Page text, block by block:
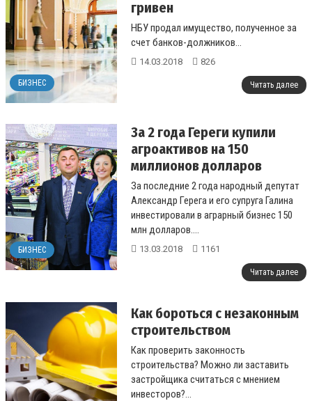
БИЗНЕС
гривен
НБУ продал имущество, полученное за
счет банков-должников...
14.03.2018 826
Читать далее
БИЗНЕС
За 2 года Гереги купили
агроактивов на 150
миллионов долларов
За последние 2 года народный депутат
Александр Герега и его супруга Галина
инвестировали в аграрный бизнес 150
млн долларов....
13.03.2018 1161
Читать далее
Как бороться с незаконным
строительством
Как проверить законность
строительства? Можно ли заставить
застройщика считаться с мнением
инвесторов?...